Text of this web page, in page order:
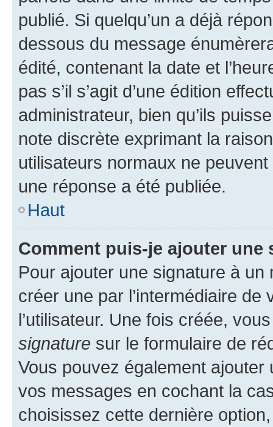
publié. Si quelqu’un a déjà
dessous du message
édité, contenant la date et
pas s’il s’agit d’une édition
administrateur, bien qu’ils
note discrète exprimant la
utilisateurs normaux ne
une réponse a été publiée.
Haut
Comment puis-je ajouter une
Pour ajouter une signature à un
créer une par l’intermédiaire
l’utilisateur. Une fois créée,
signature sur le formulaire de
Vous pouvez également
vos messages en cochant la
choisissez cette dernière